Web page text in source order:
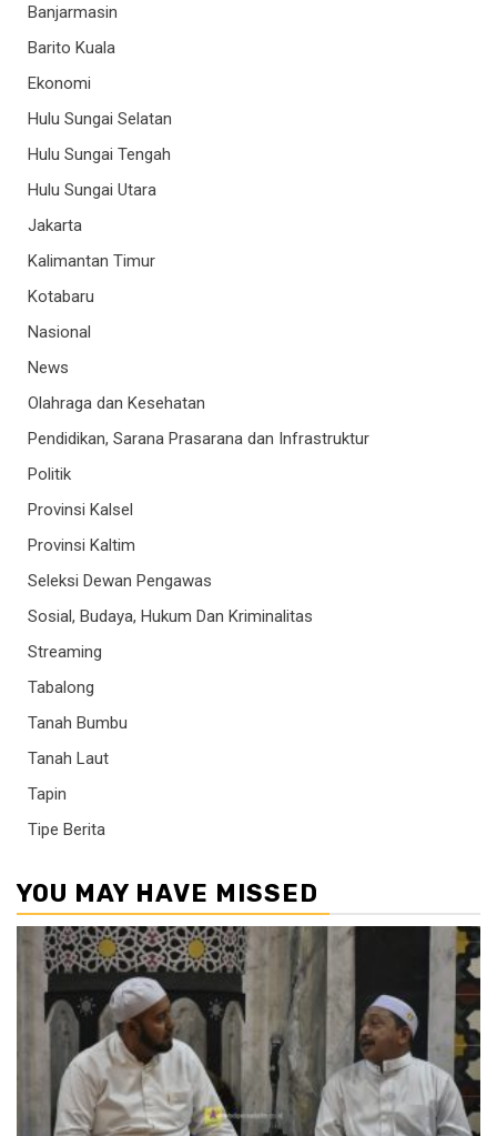
Banjarmasin
Barito Kuala
Ekonomi
Hulu Sungai Selatan
Hulu Sungai Tengah
Hulu Sungai Utara
Jakarta
Kalimantan Timur
Kotabaru
Nasional
News
Olahraga dan Kesehatan
Pendidikan, Sarana Prasarana dan Infrastruktur
Politik
Provinsi Kalsel
Provinsi Kaltim
Seleksi Dewan Pengawas
Sosial, Budaya, Hukum Dan Kriminalitas
Streaming
Tabalong
Tanah Bumbu
Tanah Laut
Tapin
Tipe Berita
YOU MAY HAVE MISSED